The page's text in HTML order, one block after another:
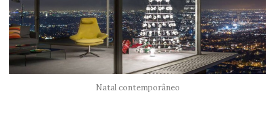
Natal contemporâneo